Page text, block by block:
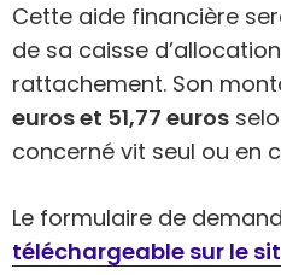
Cette aide financière
de sa caisse
rattachement. Son
euros et 51,77 euros
concerné vit seul ou en
Le formulaire de
téléchargeable sur le